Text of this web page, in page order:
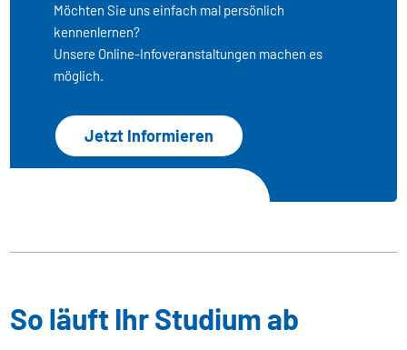
Möchten Sie uns einfach mal persönlich
kennenlernen?
Unsere Online-Infoveranstaltungen machen es
möglich.
Jetzt Informieren
So läuft Ihr Studium ab